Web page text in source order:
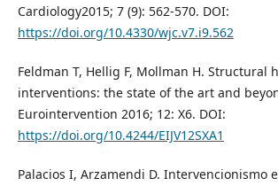
Cardiology2015; 7 (9): 562-570. DOI:
https://doi.org/10.4330/wjc.v7.i9.562
Feldman T, Hellig F, Mollman H. Structural
interventions: the state of the art and
Eurointervention 2016; 12: X6. DOI:
https://doi.org/10.4244/EIJV12SXA1
Palacios I, Arzamendi D. Intervencionismo